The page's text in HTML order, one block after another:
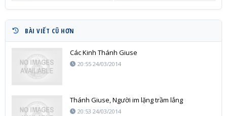
BÀI VIẾT CŨ HƠN
Các Kinh Thánh Giuse
20:55 24/03/2014
Thánh Giuse, Người im lặng trầm lắng
20:53 24/03/2014